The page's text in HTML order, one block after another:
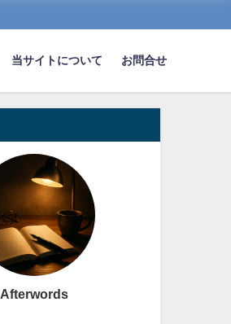
当サイトについて お問合せ
Afterwords